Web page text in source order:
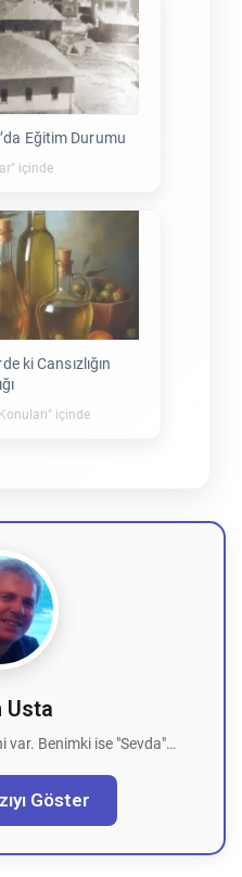
Eğitim Durumu
içinde
ki Cansızlığın
içinde
Usta
var. Benimki ise "Sevda"…
Göster